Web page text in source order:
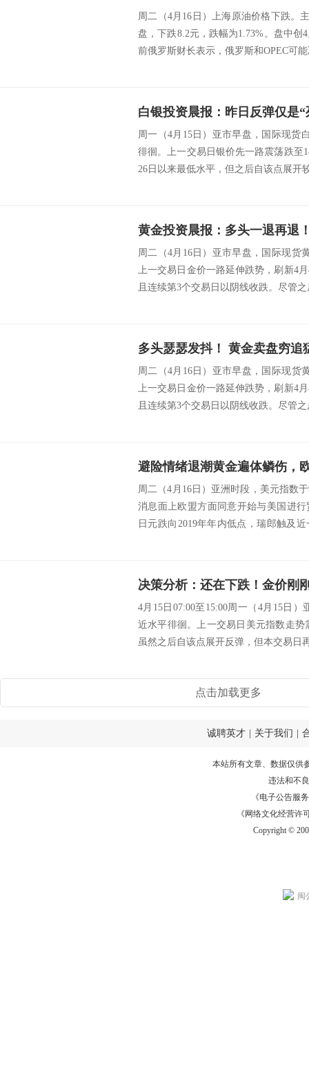
周二（4月16日）上海原油价格下跌。
盘，下跌8.2元，跌幅为1.73%。盘中创
前俄罗斯财长表示，俄罗斯和OPEC可
白银投资晨报：昨日反弹仅是
周一（4月15日）亚市早盘，国际现货
徘徊。上一交易日银价先一路震荡跌至
26日以来最低水平，但之后自该点展开
黄金投资晨报：多头一退再退
周二（4月16日）亚市早盘，国际现货
上一交易日金价一路延伸跌势，刷新4
且连续第3个交易日以阴线收跌。尽管
周二（4月16日）亚市早盘，国际现货
上一交易日金价一路延伸跌势，刷新4
且连续第3个交易日以阴线收跌。尽管
周二（4月16日）亚洲时段，美元指数
消息面上欧盟方面同意开始与美国进
日元跌向2019年年内低点，瑞郎触及
4月15日07:00至15:00周一（4月15日
近水平徘徊。上一交易日美元指数走势
虽然之后自该点展开反弹，但本交易日
点击加载更多
诚聘英才 关于我们
本站所有文章、数据仅供
违法和不
《电子公告服务
《网络文化经营许
Copyright ©
闽